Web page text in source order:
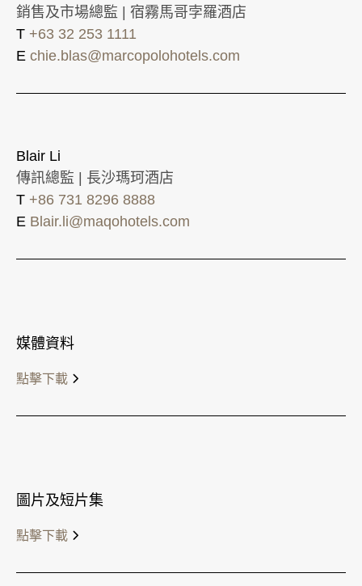
銷售及市場總監 | 宿霧馬哥孛羅酒店
T +63 32 253 1111
E chie.blas@marcopolohotels.com
Blair Li
傳訊總監 | 長沙瑪珂酒店
T +86 731 8296 8888
E Blair.li@maqohotels.com
媒體資料
點擊下載
圖片及短片集
點擊下載